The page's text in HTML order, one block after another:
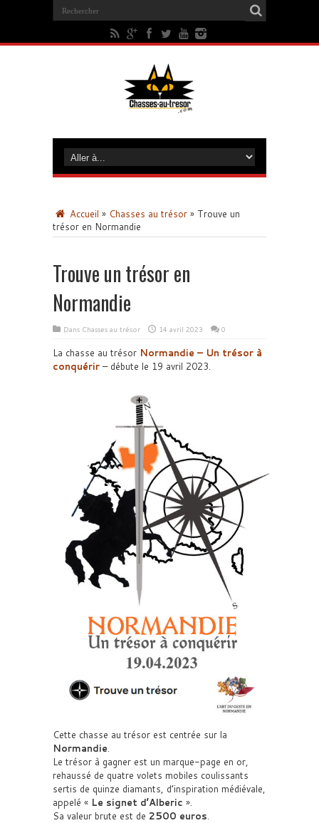
Accueil » Chasses au trésor » Trouve un
trésor en Normandie
Trouve un trésor en
Normandie
Dans Chasses au trésor 14 avril 2023 0
La chasse au trésor Normandie – Un trésor à
conquérir – débute le 19 avril 2023.
Cette chasse au trésor est centrée sur la
Normandie.
Le trésor à gagner est un marque-page en or,
rehaussé de quatre volets mobiles coulissants
sertis de quinze diamants, d’inspiration médiévale,
appelé « Le signet d’Alberic ».
Sa valeur brute est de 2500 euros.